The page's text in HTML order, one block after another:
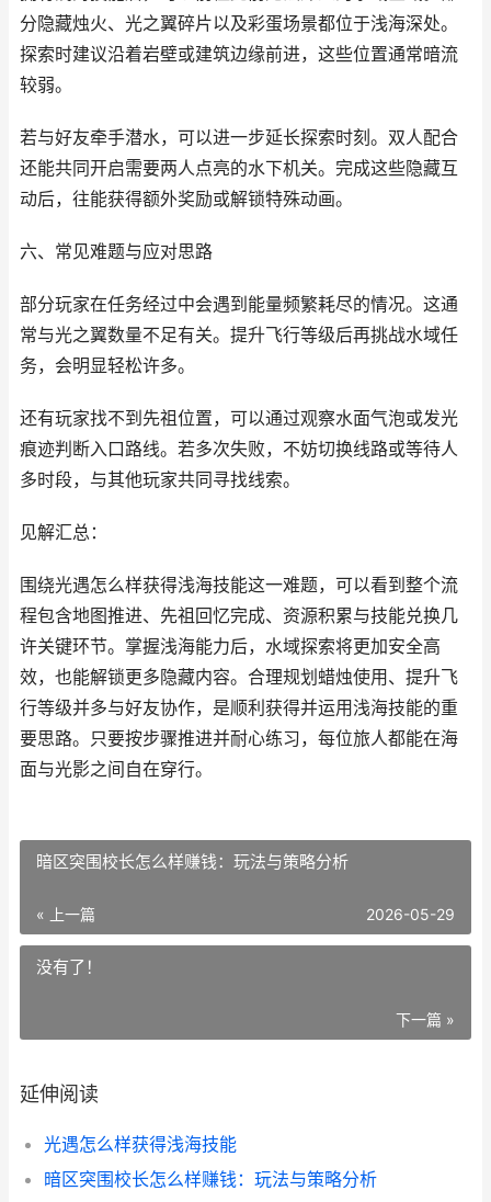
分隐藏烛火、光之翼碎片以及彩蛋场景都位于浅海深处。
探索时建议沿着岩壁或建筑边缘前进，这些位置通常暗流
较弱。
若与好友牵手潜水，可以进一步延长探索时刻。双人配合
还能共同开启需要两人点亮的水下机关。完成这些隐藏互
动后，往能获得额外奖励或解锁特殊动画。
六、常见难题与应对思路
部分玩家在任务经过中会遇到能量频繁耗尽的情况。这通
常与光之翼数量不足有关。提升飞行等级后再挑战水域任
务，会明显轻松许多。
还有玩家找不到先祖位置，可以通过观察水面气泡或发光
痕迹判断入口路线。若多次失败，不妨切换线路或等待人
多时段，与其他玩家共同寻找线索。
见解汇总：
围绕光遇怎么样获得浅海技能这一难题，可以看到整个流
程包含地图推进、先祖回忆完成、资源积累与技能兑换几
许关键环节。掌握浅海能力后，水域探索将更加安全高
效，也能解锁更多隐藏内容。合理规划蜡烛使用、提升飞
行等级并多与好友协作，是顺利获得并运用浅海技能的重
要思路。只要按步骤推进并耐心练习，每位旅人都能在海
面与光影之间自在穿行。
暗区突围校长怎么样赚钱：玩法与策略分析
« 上一篇 2026-05-29
没有了！
下一篇 »
延伸阅读
光遇怎么样获得浅海技能
暗区突围校长怎么样赚钱：玩法与策略分析